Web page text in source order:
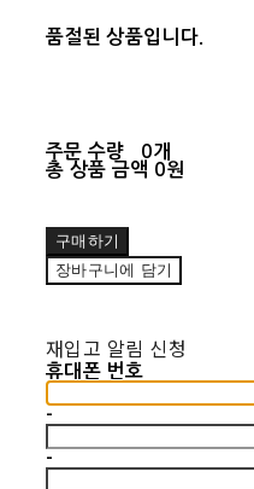
품절된 상품입니다.
주문 수량
0개
총 상품 금액 0원
구매하기
장바구니에 담기
재입고 알림 신청
휴대폰 번호
-
-